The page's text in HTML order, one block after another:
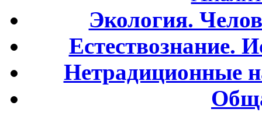
Экология.
Естествознание.
Нетрадиционные